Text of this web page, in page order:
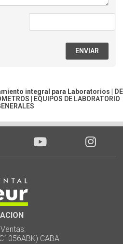
ENVIAR
integral para Laboratorios |
DE
EQUIPOS DE LABORATORIO
CABA